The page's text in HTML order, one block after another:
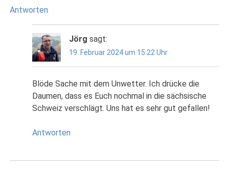
Antworten
Jörg sagt:
19. Februar 2024 um 15:22 Uhr
Blöde Sache mit dem Unwetter. Ich drücke die
Daumen, dass es Euch nochmal in die sächsische
Schweiz verschlägt. Uns hat es sehr gut gefallen!
Antworten